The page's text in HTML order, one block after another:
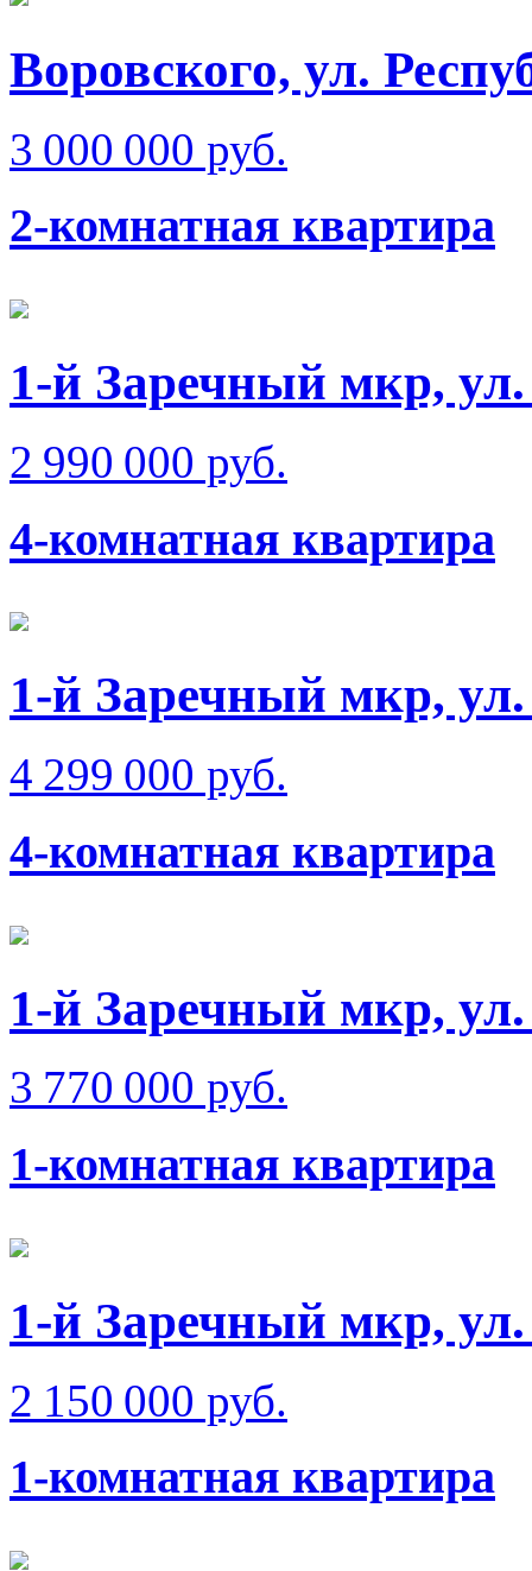
Воровского, ул.
3 000 000 руб.
2-комнатная квартира
1-й Заречный мкр,
2 990 000 руб.
4-комнатная квартира
1-й Заречный мкр,
4 299 000 руб.
4-комнатная квартира
1-й Заречный мкр,
3 770 000 руб.
1-комнатная квартира
1-й Заречный мкр,
2 150 000 руб.
1-комнатная квартира